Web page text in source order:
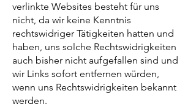
verlinkte Websites besteht für uns
nicht, da wir keine Kenntnis
rechtswidriger Tätigkeiten hatten und
haben, uns solche Rechtswidrigkeiten
auch bisher nicht aufgefallen sind und
wir Links sofort entfernen würden,
wenn uns Rechtswidrigkeiten bekannt
werden.